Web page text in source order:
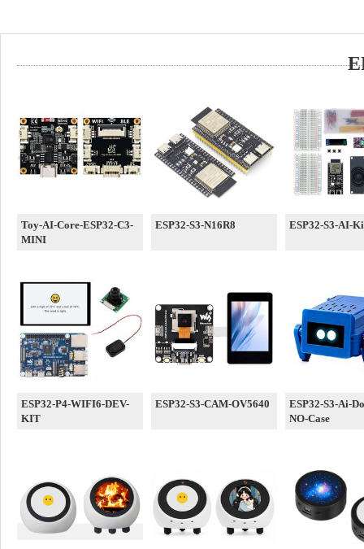
Toy-AI-Core-ESP32-C3-
MINI
ESP32-S3-N16R8 ESP32-S3-AI-
ESP32-P4-WIFI6-DEV-
KIT
ESP32-S3-CAM-OV5640
ESP32-S3-Ai-
NO-Case